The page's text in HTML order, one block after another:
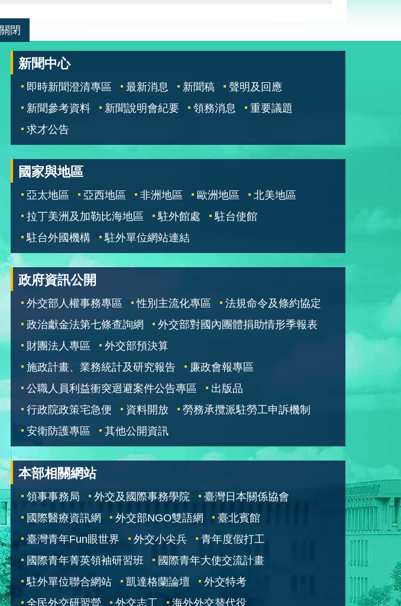
關閉
新聞中心
即時新聞澄清專區 最新消息 新聞稿
聲明及回應
新聞參考資料
新聞說明會紀要 領務消息
重要議題
求才公告
國家與地區
亞太地區 亞西地區 非洲地區 歐洲地區
北美地區
拉丁美洲及加勒比海地區
駐外館處
駐台使館
駐台外國機構
駐外單位網站連結
政府資訊公開
外交部人權事務專區 性別主流化專區
法規命令及條約協定
政治獻金法第七條查詢網
外交部對國內團體捐助情形季報表
財團法人專區
外交部預決算
施政計畫、業務統計及研究報告
廉政會報專區
公職人員利益衝突迴避案件公告專區
出版品
行政院政策宅急便
資料開放
勞務承攬派駐勞工申訴機制
安衛防護專區
其他公開資訊
本部相關網站
領事事務局 外交及國際事務學院
臺灣日本關係協會
國際醫療資訊網
外交部NGO雙語網
臺北賓館
臺灣青年Fun眼世界
外交小尖兵
青年度假打工
國際青年菁英領袖研習班
國際青年大使交流計畫
駐外單位聯合網站
凱達格蘭論壇
外交特考
全民外交研習營
外交志工 海外外交替代役